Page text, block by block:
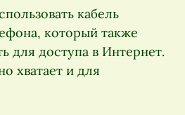
кабель
который также
для доступа в Интернет.
хватает и для